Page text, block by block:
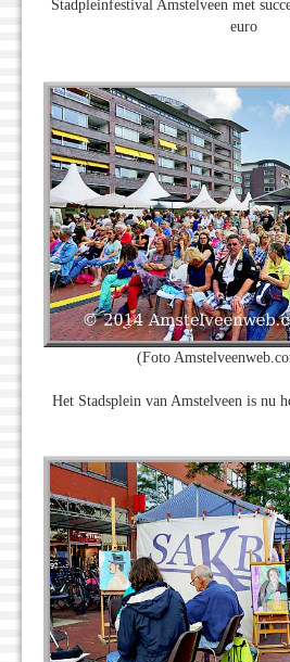
Stadpleinfestival Amstelveen met
euro
(Foto
Het Stadsplein van Amstelveen is nu